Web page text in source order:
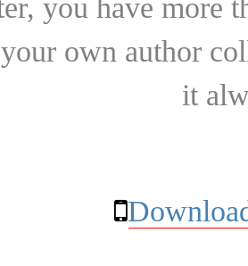
you have more
own author
it